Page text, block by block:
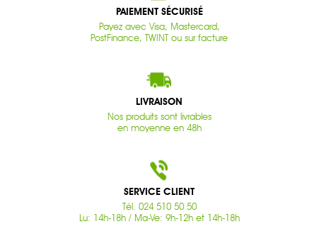
PAIEMENT SÉCURISÉ
Payez avec Visa, Mastercard,
PostFinance, TWINT ou sur facture
LIVRAISON
Nos produits sont livrables
en moyenne en 48h
SERVICE CLIENT
Tél. 024 510 50 50
Lu: 14h-18h / Ma-Ve: 9h-12h et 14h-18h